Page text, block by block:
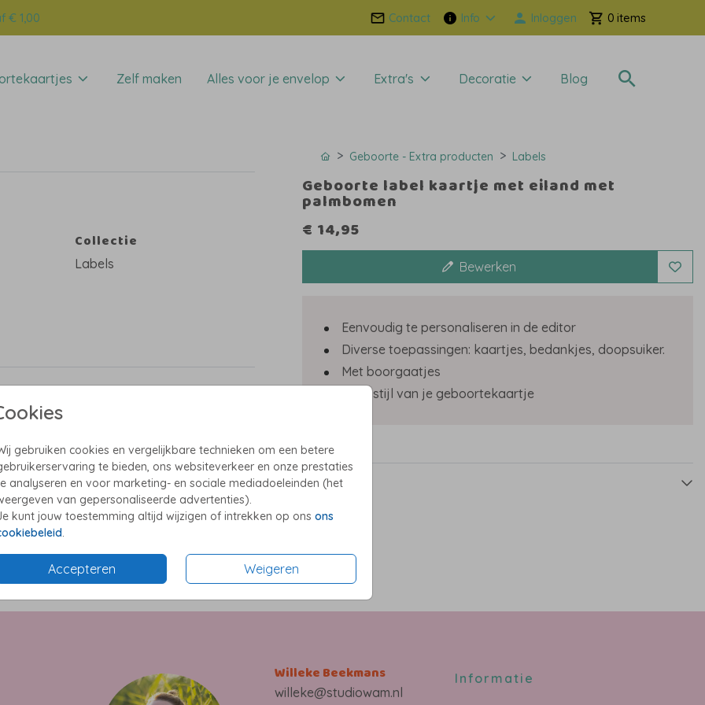
€ 1,00 Contact Info Inloggen 0
Zelf maken Alles voor je envelop Extra's Decoratie Blog
gebruiken cookies en vergelijkbare technieken om een betere
te bieden, ons websiteverkeer en onze prestaties
analyseren en voor marketing- en sociale mediadoeleinden (het
van gepersonaliseerde advertenties).
kunt jouw toestemming altijd wijzigen of intrekken op ons ons
.
Accepteren Weigeren
groot
Collectie
Labels
Geboorte - Extra producten Labels
Geboorte label kaartje met eiland met
palmbomen
€ 14,95
Bewerken
Eenvoudig te personaliseren in de editor
Diverse toepassingen: kaartjes, bedankjes, doopsuiker.
Met boorgaatjes
In de stijl van je geboortekaartje
Prijzen
Willeke Beekmans
willeke@studiowam.nl
Informatie